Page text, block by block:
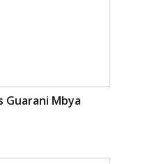
Guarani Mbya